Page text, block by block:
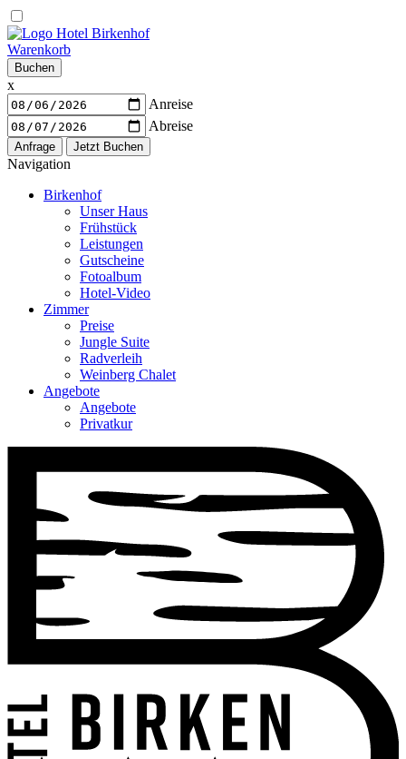
Warenkorb
Buchen
x
Anreise
Abreise
Navigation
Birkenhof
Unser Haus
Frühstück
Leistungen
Gutscheine
Fotoalbum
Hotel-Video
Zimmer
Preise
Jungle Suite
Radverleih
Weinberg Chalet
Angebote
Angebote
Privatkur